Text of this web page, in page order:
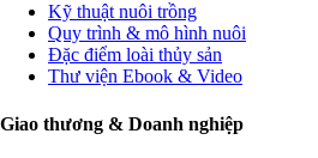
Kỹ thuật nuôi trồng
Quy trình & mô hình nuôi
Đặc điểm loài thủy sản
Thư viện Ebook & Video
Giao thương & Doanh nghiệp